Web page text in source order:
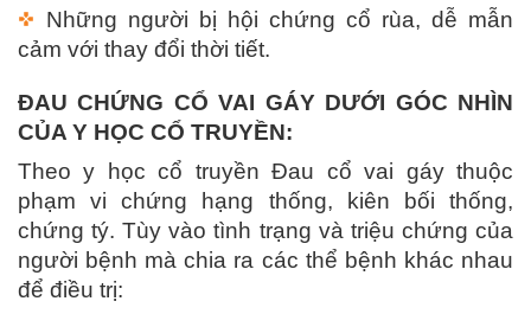
Những người bị hội chứng cổ rùa, dễ mẫn
cảm với thay đổi thời tiết.
ĐAU CHỨNG CỔ VAI GÁY DƯỚI GÓC NHÌN
CỦA Y HỌC CỔ TRUYỀN:
Theo y học cổ truyền Đau cổ vai gáy thuộc
phạm vi chứng hạng thống, kiên bối thống,
chứng tý. Tùy vào tình trạng và triệu chứng của
người bệnh mà chia ra các thể bệnh khác nhau
để điều trị: